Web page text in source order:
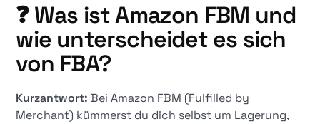
❓ Was ist Amazon FBM und
wie unterscheidet es sich
von FBA?
Kurzantwort: Bei Amazon FBM (Fulfilled by
Merchant) kümmerst du dich selbst um Lagerung,